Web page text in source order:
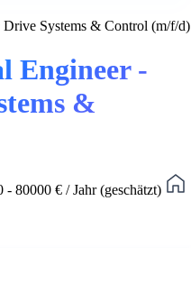
Systems & Control (m/f/d)
Engineer -
&
- 80000 € / Jahr (geschätzt)